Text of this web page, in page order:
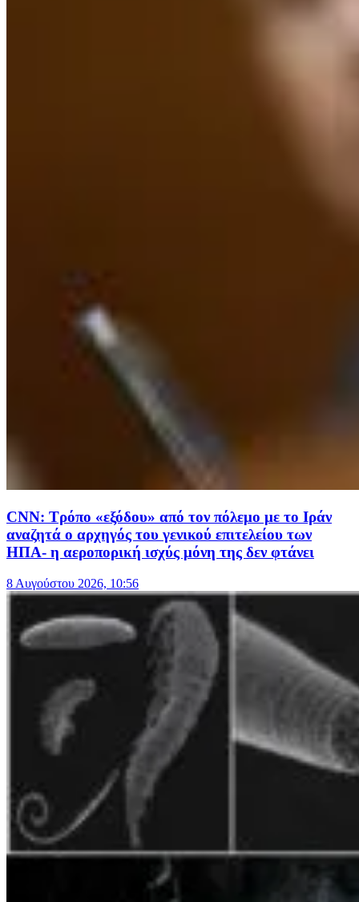
CNN: Τρόπο «εξόδου» από τον πόλεμο με το Ιράν
αναζητά ο αρχηγός του γενικού επιτελείου των
ΗΠΑ- η αεροπορική ισχύς μόνη της δεν φτάνει
8 Αυγούστου 2026, 10:56